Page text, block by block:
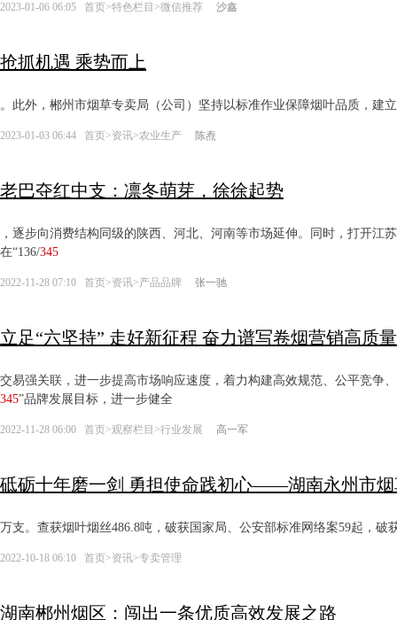
2023-01-06 06:05 首页>特色栏目 >微信推荐 沙鑫
抢抓机遇 乘势而上
。此外，郴州市烟草专卖局（公司）坚持以标准作业保障烟叶品质，建
2023-01-03 06:44 首页>资讯>农业生产 陈焘
老巴夺红中支：凛冬萌芽，徐徐起势
，逐步向消费结构同级的陕西、河北、河南等市场延伸。同时，打开
在“136/345
2022-11-28 07:10 首页>资讯>产品品牌 张一驰
立足“六坚持” 走好新征程 奋力谱写卷烟营销高质
交易强关联，进一步提高市场响应速度，着力构建高效规范、公平竞争
345”品牌发展目标，进一步健全
2022-11-28 06:00 首页>观察栏目 >行业发展 高一军
砥砺十年磨一剑 勇担使命践初心——湖南永州市
万支。查获烟叶烟丝486.8吨，破获国家局、公安部标准网络案59起，破
2022-10-18 06:10 首页>资讯>专卖管理
湖南郴州烟区：闯出一条优质高效发展之路